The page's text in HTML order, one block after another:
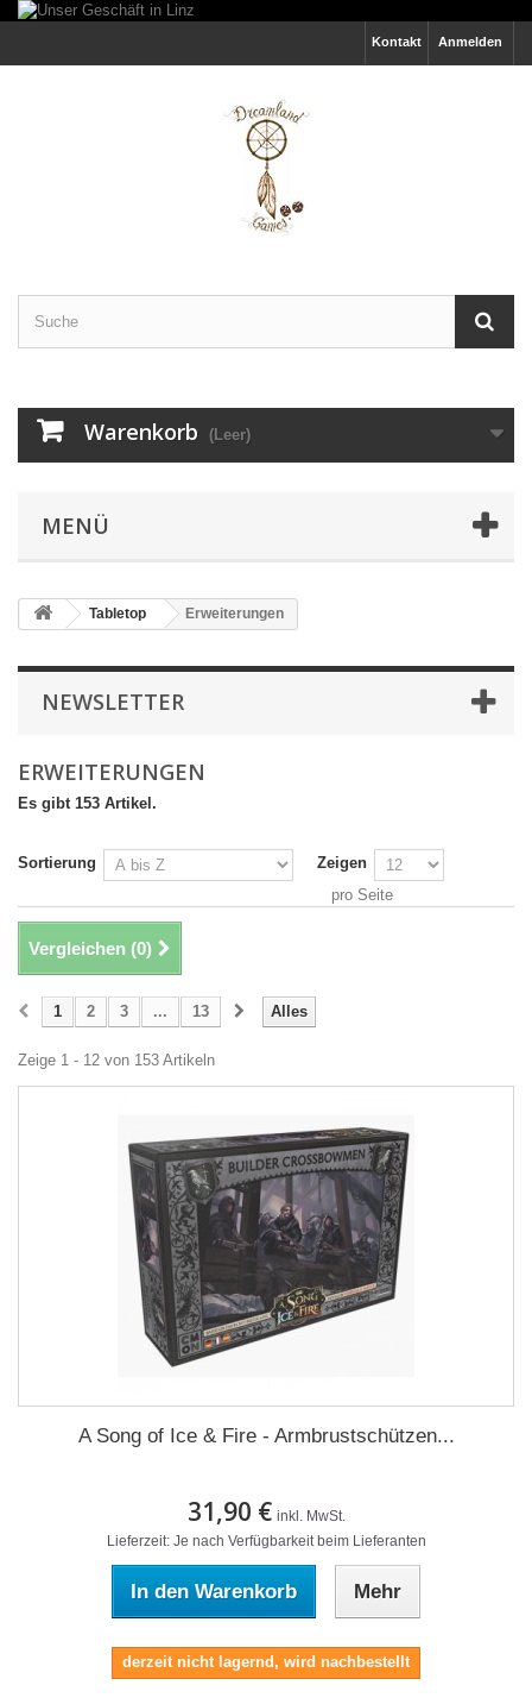
Anmelden
Kontakt
Warenkorb (Leer)
MENÜ
Tabletop Erweiterungen
NEWSLETTER
ERWEITERUNGEN
Es gibt 153 Artikel.
Sortierung
Zeigen
pro Seite
Vergleichen (0)
Alles
1 2 3 ... 13
Zeige 1 - 12 von 153 Artikeln
A Song of Ice & Fire - Armbrustschützen...
31,90 € inkl. MwSt.
Lieferzeit: Je nach Verfügbarkeit beim Lieferanten
In den Warenkorb Mehr
derzeit nicht lagernd, wird nachbestellt